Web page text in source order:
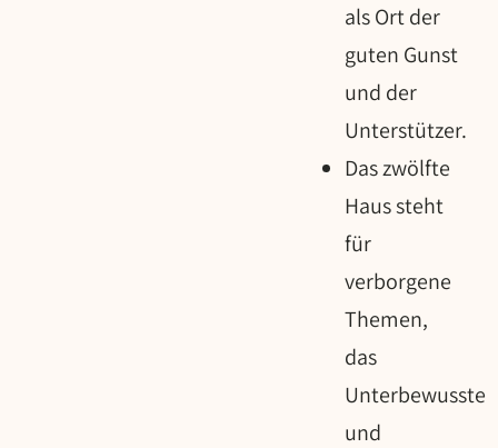
als Ort der
guten Gunst
und der
Unterstützer.
Das zwölfte
Haus steht
für
verborgene
Themen,
das
Unterbewusste
und